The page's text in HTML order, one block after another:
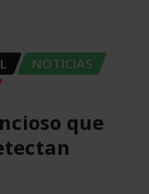
NOTICIAS
que